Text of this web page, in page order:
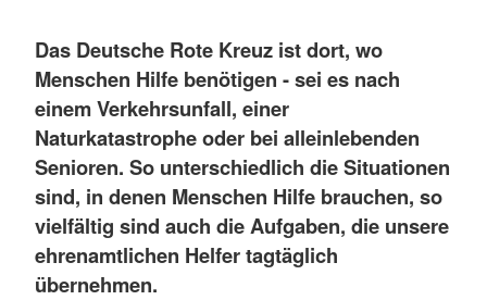
Das Deutsche Rote Kreuz ist dort, wo
Menschen Hilfe benötigen - sei es nach
einem Verkehrsunfall, einer
Naturkatastrophe oder bei alleinlebenden
Senioren. So unterschiedlich die Situationen
sind, in denen Menschen Hilfe brauchen, so
vielfältig sind auch die Aufgaben, die unsere
ehrenamtlichen Helfer tagtäglich
übernehmen.